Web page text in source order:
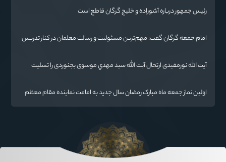
رئیس جمهور درباره آشوراده و خلیج گرگان قاطع است
امام جمعه گرگان گفت: مهم‌ترین مسئولیت و رسالت معلمان در کنار تدریس
ایران اسلامی است.
آیت الله نورمفیدی ارتحال آیت الله سيد مهدي موسوی بجنوردی را تسلیت
اولین نماز جمعه ماه مبارک رمضان سال جدید به امامت نماینده مقام معظم